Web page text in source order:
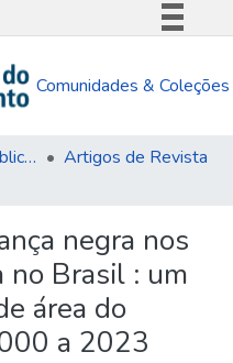
Comunica BR
Acesso à informação
Comunidades & Coleções
Navegar por Tipo de Publicação
Artigos de Revista
negra nos
no Brasil : um
área do
a 2023